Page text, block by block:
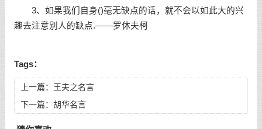
3、如果我们自身()毫无缺点的话，就不会以如此大的兴
趣去注意别人的缺点.——罗休夫柯
Tags：
上一篇： 王夫之名言
下一篇： 胡华名言